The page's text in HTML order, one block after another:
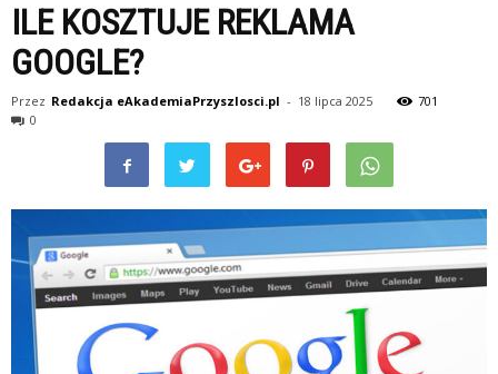
ILE KOSZTUJE REKLAMA
GOOGLE?
Przez Redakcja eAkademiaPrzyszlosci.pl - 18 lipca 2025
701
0